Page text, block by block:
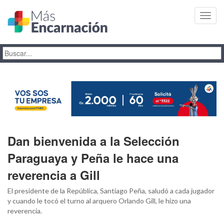
Dan bienvenida a la Selección
Paraguaya y Peña le hace una
reverencia a Gill
El presidente de la República, Santiago Peña, saludó a cada jugador
y cuando le tocó el turno al arquero Orlando Gill, le hizo una
reverencia.